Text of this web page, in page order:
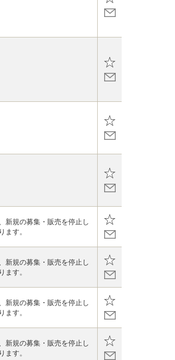
新規の募集・販売を停止し
ます。
新規の募集・販売を停止し
ます。
新規の募集・販売を停止し
ます。
新規の募集・販売を停止し
ます。